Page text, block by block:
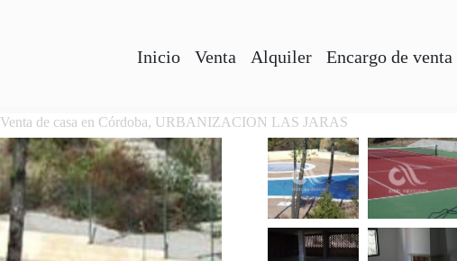
Inicio Venta Alquiler Encargo de venta
Venta de casa en Córdoba, URBANIZACION LAS JARAS